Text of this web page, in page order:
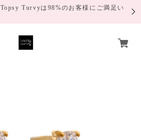
Topsy Turvyは98%のお客様にご満足い